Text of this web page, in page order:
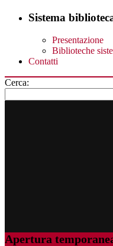
Sistema
Presentazione
Biblioteche
Contatti
Cerca:
Apertura